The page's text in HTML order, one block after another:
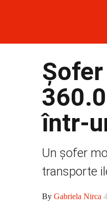
într-
Un șofer
transporte
By Gabriela Nirca